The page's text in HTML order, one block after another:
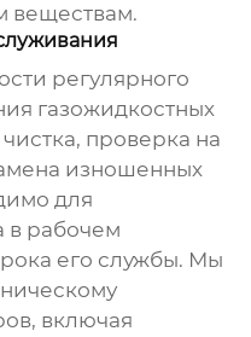
веществам.
регулярного
газожидкостных
проверка на
изношенных
для
в рабочем
его службы. Мы
включая